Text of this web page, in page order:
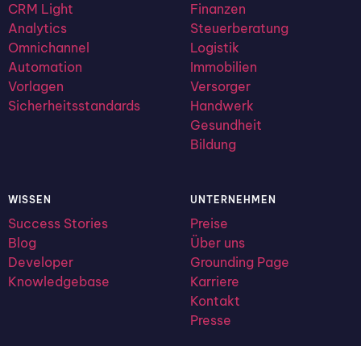
CRM Light
Analytics
Omnichannel
Automation
Vorlagen
Sicherheitsstandards
Finanzen
Steuerberatung
Logistik
Immobilien
Versorger
Handwerk
Gesundheit
Bildung
WISSEN
Success Stories
Blog
Developer
Knowledgebase
UNTERNEHMEN
Preise
Über uns
Grounding Page
Karriere
Kontakt
Presse